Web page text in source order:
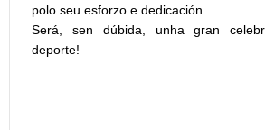
polo seu esforzo e dedicación.
Será, sen dúbida, unha gran
deporte!